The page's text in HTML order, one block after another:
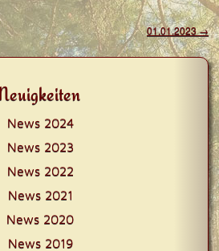
01.01.2023→
Neuigkeiten
News 2024
News 2023
News 2022
News 2021
News 2020
News 2019